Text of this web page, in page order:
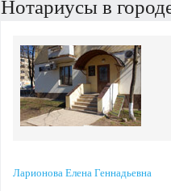
Нотариусы в
Ларионова Елена Геннадьевна